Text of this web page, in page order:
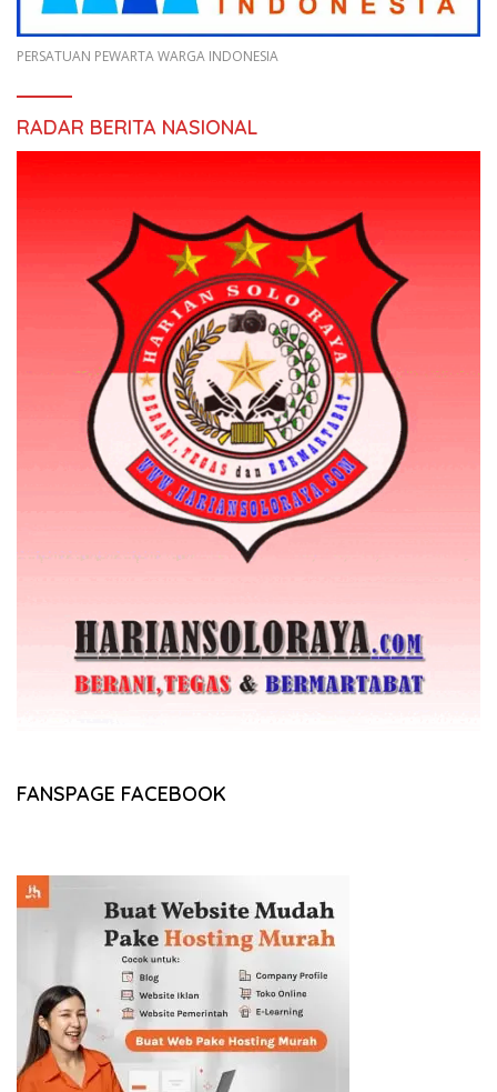
PERSATUAN PEWARTA WARGA INDONESIA
RADAR BERITA NASIONAL
FANSPAGE FACEBOOK